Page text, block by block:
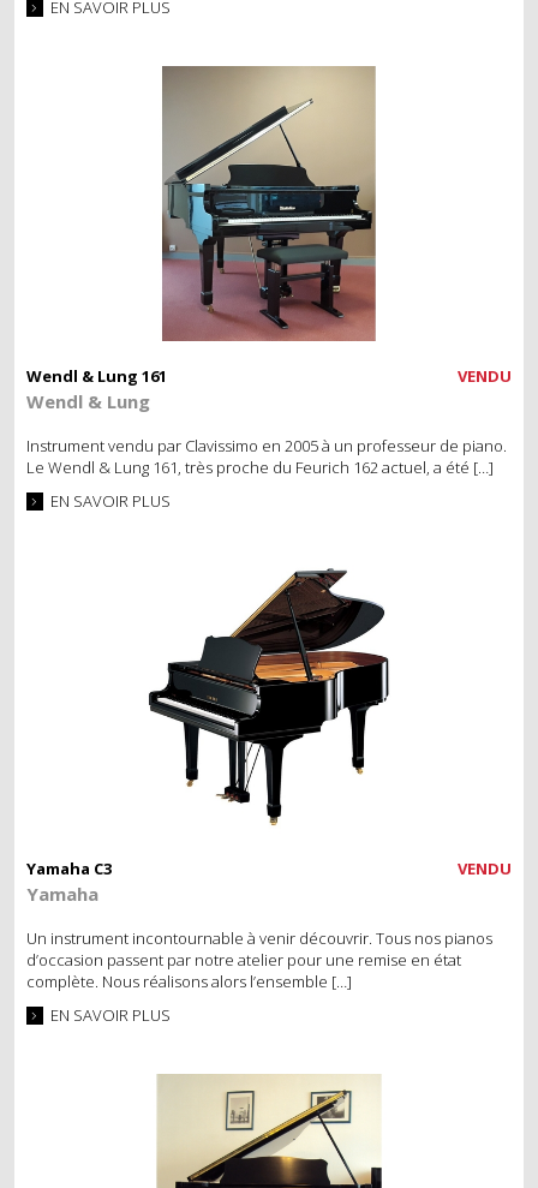
EN SAVOIR PLUS
VENDU
Wendl & Lung 161
Wendl & Lung
Instrument vendu par Clavissimo en 2005 à un professeur de piano.
Le Wendl & Lung 161, très proche du Feurich 162 actuel, a été […]
EN SAVOIR PLUS
VENDU
Yamaha C3
Yamaha
Un instrument incontournable à venir découvrir. Tous nos pianos
d’occasion passent par notre atelier pour une remise en état
complète. Nous réalisons alors l’ensemble […]
EN SAVOIR PLUS